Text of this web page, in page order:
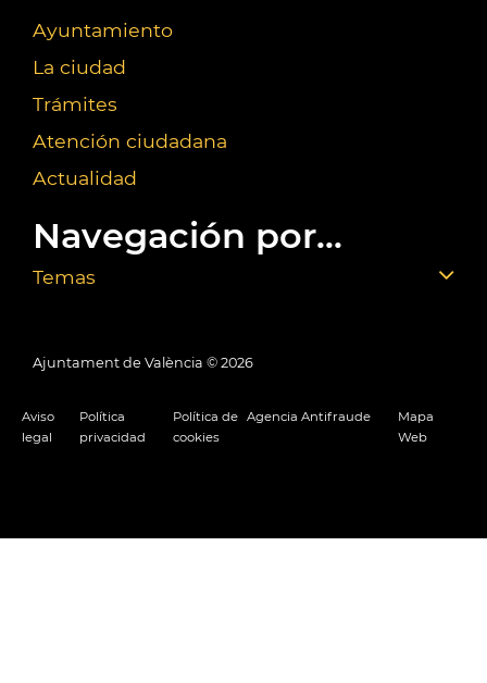
Ayuntamiento
La ciudad
Trámites
Atención ciudadana
Actualidad
Navegación por...
Temas
Ajuntament de València © 2026
Aviso
legal
Política
privacidad
Política de
cookies
Agencia Antifraude
Mapa
Web